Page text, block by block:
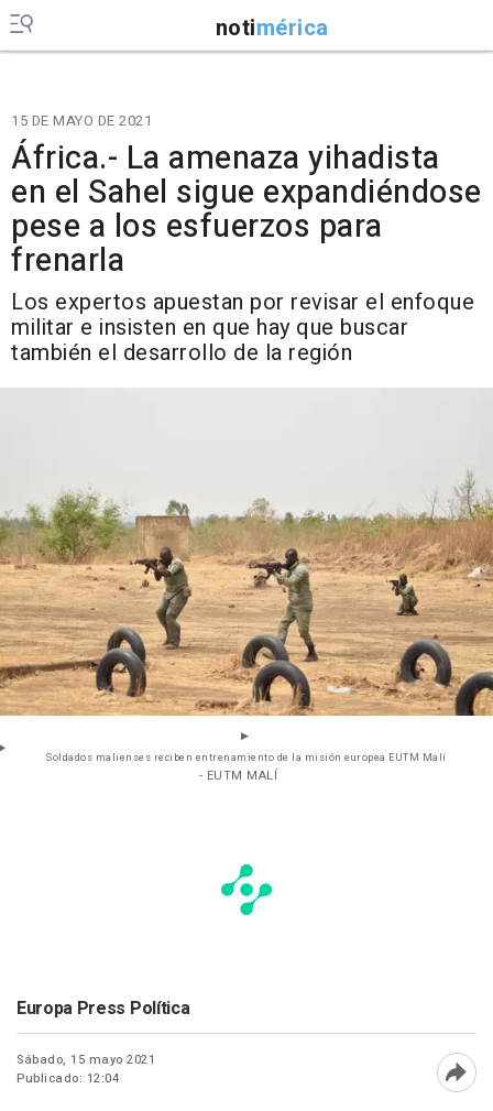
notimérica
15 DE MAYO DE 2021
África.- La amenaza yihadista
en el Sahel sigue expandiéndose
pese a los esfuerzos para
frenarla
Los expertos apuestan por revisar el enfoque
militar e insisten en que hay que buscar
también el desarrollo de la región
Soldados malienses reciben entrenamiento de la misión europea EUTM Malí
- EUTM MALÍ
Europa Press Política
Sábado, 15 mayo 2021
Publicado: 12:04